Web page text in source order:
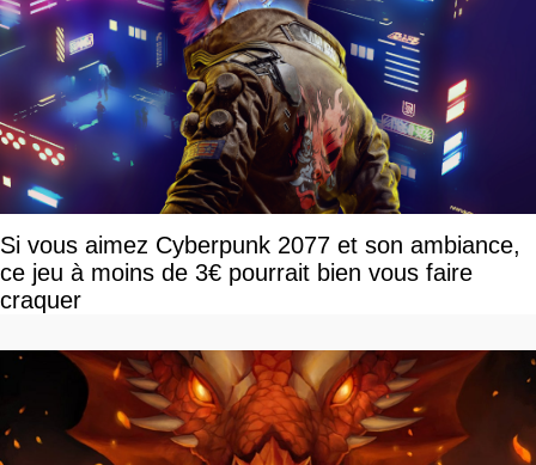
Si vous aimez Cyberpunk 2077 et son ambiance,
ce jeu à moins de 3€ pourrait bien vous faire
craquer